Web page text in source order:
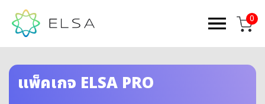
0
แพ็คเกจ ELSA PRO